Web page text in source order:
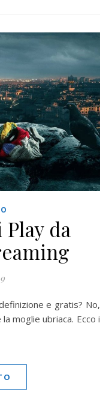
Play da
moglie ubriaca. Ecco i